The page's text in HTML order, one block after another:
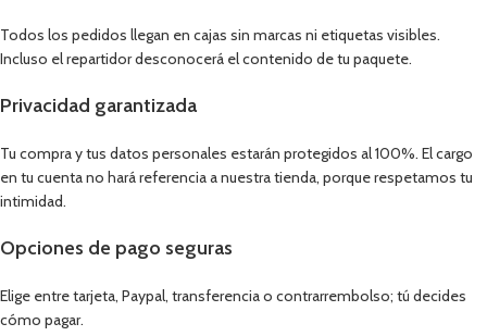
Todos los pedidos llegan en cajas sin marcas ni etiquetas visibles.
Incluso el repartidor desconocerá el contenido de tu paquete.
Privacidad garantizada
Tu compra y tus datos personales estarán protegidos al 100%. El cargo
en tu cuenta no hará referencia a nuestra tienda, porque respetamos tu
intimidad.
Opciones de pago seguras
Elige entre tarjeta, Paypal, transferencia o contrarrembolso; tú decides
cómo pagar.